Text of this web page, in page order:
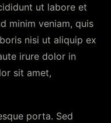
ut labore et
minim veniam, quis
nisi ut aliquip ex
irure dolor in
sit amet,
porta. Sed